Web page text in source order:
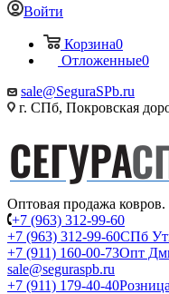
Войти
Корзина0
Отложенные0
sale@SeguraSPb.ru
г. СПб, Покровская
Оптовая продажа
+7 (963) 312-99-60
+7 (963) 312-99-60СПб
+7 (911) 160-00-73Опт
sale@seguraspb.ru
+7 (911) 179-40-40Розница